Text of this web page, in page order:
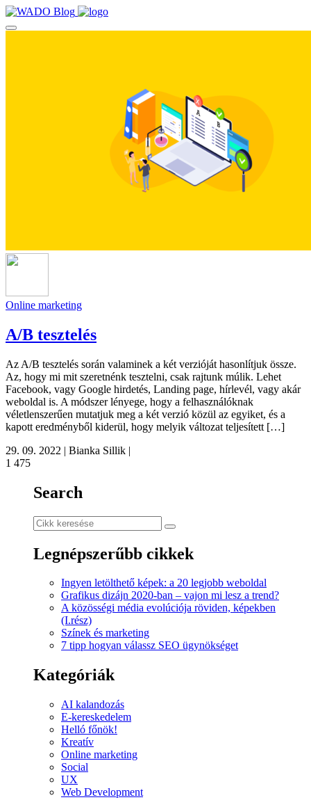
Online marketing
A/B tesztelés
Az A/B tesztelés során valaminek a két verzióját hasonlítjuk össze.
Az, hogy mi mit szeretnénk tesztelni, csak rajtunk múlik. Lehet
Facebook, vagy Google hirdetés, Landing page, hírlevél, vagy akár
weboldal is. A módszer lényege, hogy a felhasználóknak
véletlenszerűen mutatjuk meg a két verzió közül az egyiket, és a
kapott eredményből kiderül, hogy melyik változat teljesített […]
29. 09. 2022 | Bianka Sillik |
1 475
Search
Legnépszerűbb cikkek
Ingyen letölthető képek: a 20 legjobb weboldal
Grafikus dizájn 2020-ban – vajon mi lesz a trend?
A közösségi média evolúciója röviden, képekben
(I.rész)
Színek és marketing
7 tipp hogyan válassz SEO ügynökséget
Kategóriák
AI kalandozás
E-kereskedelem
Helló főnök!
Kreatív
Online marketing
Social
UX
Web Development